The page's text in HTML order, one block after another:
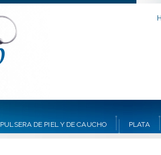
PULSERA DE PIEL Y DE CAUCHO PLATA